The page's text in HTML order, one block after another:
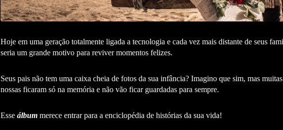
Hoje em uma geração totalmente ligada a tecnologia e cada vez mais distante de seus
seria um grande motivo para reviver momentos felizes.
Seus pais não tem uma caixa cheia de fotos da sua infância? Imagino que sim, mas
nossas ficaram só na memória e não vão ficar guardadas para sempre.
Esse álbum merece entrar para a enciclopédia de histórias da sua vida!